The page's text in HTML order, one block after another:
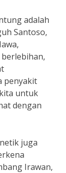
adalah
Santoso,
penyakit
untuk
dengan
juga
Irawan,